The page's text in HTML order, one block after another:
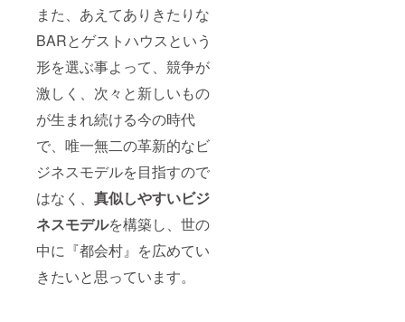
また、あえてありきたりな
BARとゲストハウスという
形を選ぶ事よって、競争が
激しく、次々と新しいもの
が生まれ続ける今の時代
で、唯一無二の革新的なビ
ジネスモデルを目指すので
はなく、 真似しやすいビジ
ネスモデルを構築し、世の
中に『都会村』を広めてい
きたいと思っています。